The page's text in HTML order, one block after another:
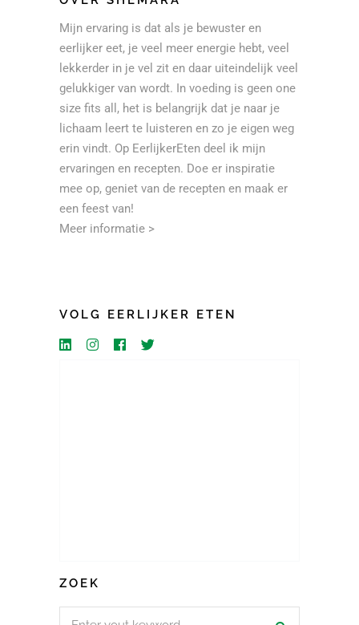
Mijn ervaring is dat als je bewuster en
eerlijker eet, je veel meer energie hebt, veel
lekkerder in je vel zit en daar uiteindelijk veel
gelukkiger van wordt. In voeding is geen one
size fits all, het is belangrijk dat je naar je
lichaam leert te luisteren en zo je eigen weg
erin vindt. Op EerlijkerEten deel ik mijn
ervaringen en recepten. Doe er inspiratie
mee op, geniet van de recepten en maak er
een feest van!
Meer informatie >
VOLG EERLIJKER ETEN
ZOEK
Search